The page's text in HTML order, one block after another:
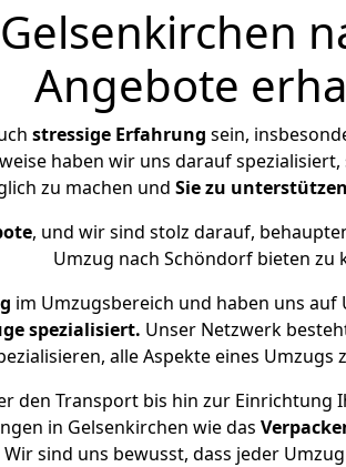
Angebote
stressige Erfahrung sein,
haben wir uns darauf
zu machen und Sie zu unterstützen
, und wir sind stolz darauf,
Umzug nach Schöndorf bieten zu
im Umzugsbereich und haben uns
spezialisiert. Unser Netzwerk
alle Aspekte eines Umzugs
den Transport bis hin zur Einrichtung
in Gelsenkirchen wie das
sind uns bewusst, dass jeder